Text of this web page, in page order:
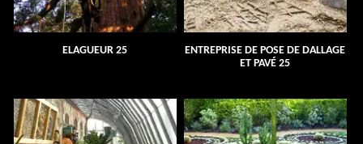
ELAGUEUR 25
ENTREPRISE DE POSE DE DALLAGE
ET PAVÉ 25